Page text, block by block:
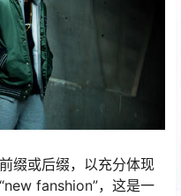
缀或后缀，以充分体现
fanshion”，这是一